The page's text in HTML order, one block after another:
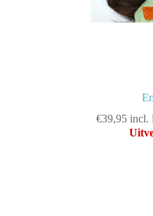
€39,95 incl.